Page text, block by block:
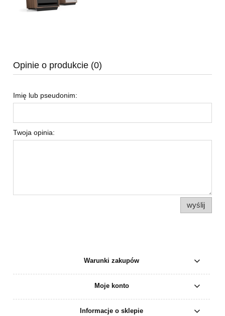
Opinie o produkcie (0)
Imię lub pseudonim:
Twoja opinia:
wyślij
Warunki zakupów
Moje konto
Informacje o sklepie